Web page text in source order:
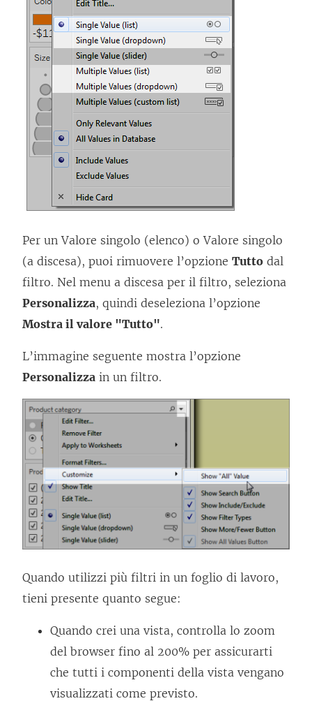
Per un Valore singolo (elenco) o Valore singolo
(a discesa), puoi rimuovere l’opzione Tutto dal
filtro. Nel menu a discesa per il filtro, seleziona
Personalizza, quindi deseleziona l’opzione
Mostra il valore "Tutto".
L’immagine seguente mostra l’opzione
Personalizza in un filtro.
Quando utilizzi più filtri in un foglio di lavoro,
tieni presente quanto segue:
Quando crei una vista, controlla lo zoom
del browser fino al 200% per assicurarti
che tutti i componenti della vista vengano
visualizzati come previsto.